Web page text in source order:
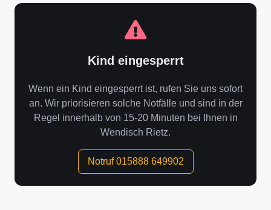
Kind eingesperrt
Wenn ein Kind eingesperrt ist, rufen Sie uns sofort
an. Wir priorisieren solche Notfälle und sind in der
Regel innerhalb von 15-20 Minuten bei Ihnen in
Wendisch Rietz.
Notruf 015888 649902